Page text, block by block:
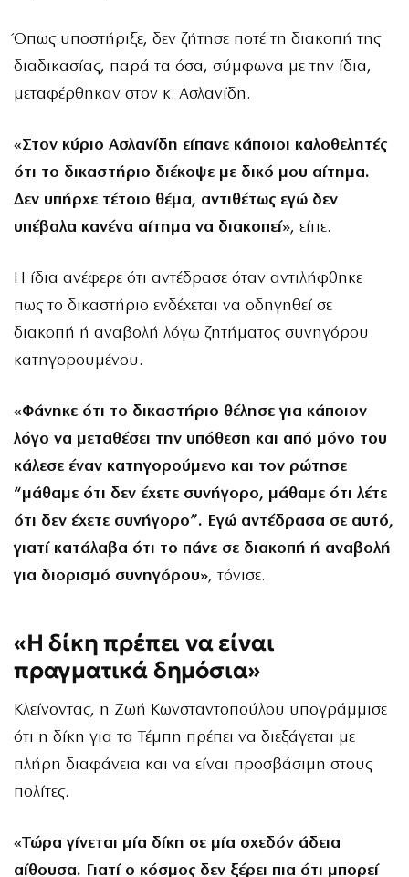
Όπως υποστήριξε, δεν ζήτησε ποτέ τη διακοπή της
διαδικασίας, παρά τα όσα, σύμφωνα με την ίδια,
μεταφέρθηκαν στον κ. Ασλανίδη.
«Στον κύριο Ασλανίδη είπανε κάποιοι καλοθελητές
ότι το δικαστήριο διέκοψε με δικό μου αίτημα.
Δεν υπήρχε τέτοιο θέμα, αντιθέτως εγώ δεν
υπέβαλα κανένα αίτημα να διακοπεί», είπε.
Η ίδια ανέφερε ότι αντέδρασε όταν αντιλήφθηκε
πως το δικαστήριο ενδέχεται να οδηγηθεί σε
διακοπή ή αναβολή λόγω ζητήματος συνηγόρου
κατηγορουμένου.
«Φάνηκε ότι το δικαστήριο θέλησε για κάποιον
λόγο να μεταθέσει την υπόθεση και από μόνο του
κάλεσε έναν κατηγορούμενο και τον ρώτησε
“μάθαμε ότι δεν έχετε συνήγορο, μάθαμε ότι λέτε
ότι δεν έχετε συνήγορο”. Εγώ αντέδρασα σε αυτό,
γιατί κατάλαβα ότι το πάνε σε διακοπή ή αναβολή
για διορισμό συνηγόρου», τόνισε.
«Η δίκη πρέπει να είναι
πραγματικά δημόσια»
Κλείνοντας, η Ζωή Κωνσταντοπούλου υπογράμμισε
ότι η δίκη για τα Τέμπη πρέπει να διεξάγεται με
πλήρη διαφάνεια και να είναι προσβάσιμη στους
πολίτες.
«Τώρα γίνεται μία δίκη σε μία σχεδόν άδεια
αίθουσα. Γιατί ο κόσμος δεν ξέρει πια ότι μπορεί